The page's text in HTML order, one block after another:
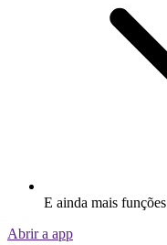
E ainda mais funções
Abrir a app